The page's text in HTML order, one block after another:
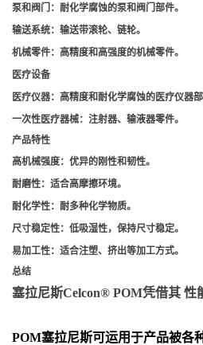
泵和阀门 ：耐化学腐蚀的泵和阀门部件。
输送系统：输送带滚轮、链轮。
机械零件：高精度和高强度的机械零件。
医疗设备
医疗仪器：高精度和耐化学腐蚀的医疗仪器部
一次性医疗器械：注射器、输液器零件。
产品特性
高机械强度：优异的刚性和韧性。
耐磨性：适合高摩擦环境。
耐化学性：耐多种化学物质。
尺寸稳定性：低吸湿性，保持尺寸稳定。
易加工性：适合注塑、挤出等加工方式。
总结
塞拉尼斯Celcon® POM凭借其 性
POM塞拉尼斯可运用于产品被各